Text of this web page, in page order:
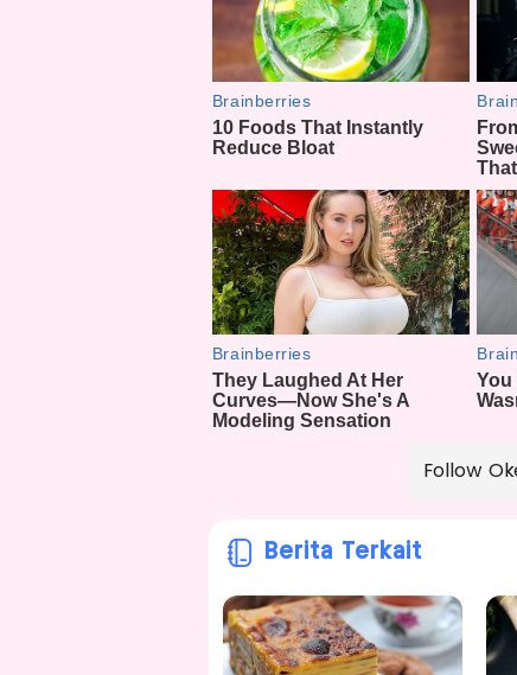
Follow
Berita Terkait